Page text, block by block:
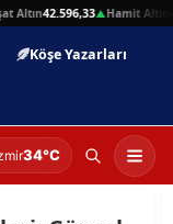
42.596,33▲Hamit Altın
Köşe Yazarları
34°C